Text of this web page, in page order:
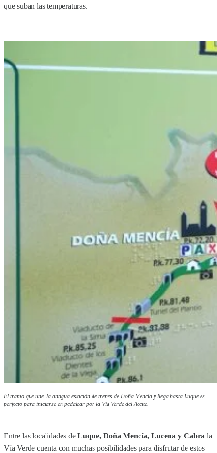
que suban las temperaturas.
El tramo que une la antigua estación de trenes de Doña Mencía y llega hasta Luque es
perfecto para iniciarse en pedalear por la Vía Verde del Aceite.
Entre las localidades de Luque, Doña Mencía, Lucena y Cabra la
Vía Verde cuenta con muchas posibilidades para disfrutar de estos